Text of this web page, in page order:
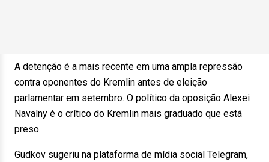
A detenção é a mais recente em uma ampla repressão
contra oponentes do Kremlin antes de eleição
parlamentar em setembro. O político da oposição Alexei
Navalny é o crítico do Kremlin mais graduado que está
preso.
Gudkov sugeriu na plataforma de mídia social Telegram,